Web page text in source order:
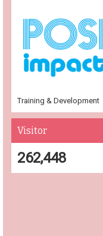
Training & Development
Visitor
262,448